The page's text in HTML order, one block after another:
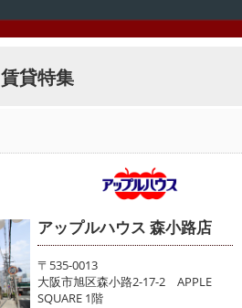
賃貸特集
アップルハウス 森小路店
〒535-0013
大阪市旭区森小路2-17-2 APPLE
SQUARE 1階